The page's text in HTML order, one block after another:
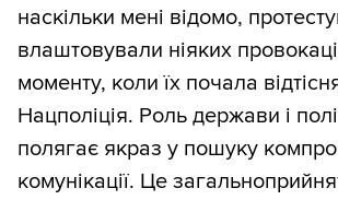
наскільки мені відомо,
влаштовували ніяких
моменту, коли їх почала
Нацполіція. Роль держави і
полягає якраз у пошуку
комунікації. Це